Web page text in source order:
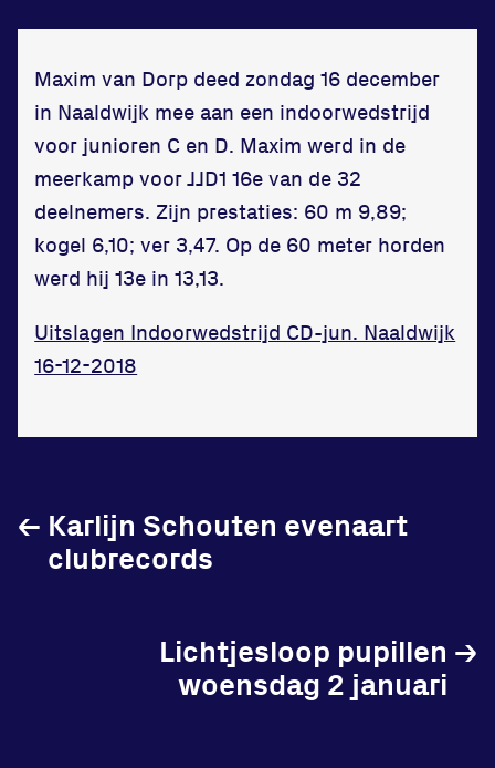
zet je samen
Running
Zet een personal record
in onze gym
Fitness
Updates
Atleten
Contact
Maxim van Dorp deed zondag 16 december
in Naaldwijk mee aan een indoorwedstrijd
voor junioren C en D. Maxim werd in de
meerkamp voor JJD1 16e van de 32
deelnemers. Zijn prestaties: 60 m 9,89;
kogel 6,10; ver 3,47. Op de 60 meter horden
werd hij 13e in 13,13.
Uitslagen Indoorwedstrijd CD-jun. Naaldwijk
16-12-2018
Karlijn Schouten evenaart
clubrecords
←
Lichtjesloop pupillen
woensdag 2 januari
→